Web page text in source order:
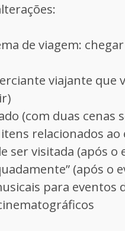
de viagem:
viajante que
(com duas cenas
relacionados
ser visitada (após
(após o
para eventos